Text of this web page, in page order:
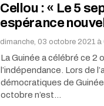
Cellou : « Le 5
espérance
dimanche, 03 octobre 2021 à
La Guinée a célébré ce 2
l’indépendance. Lors de
démocratiques de
octobre n’est…